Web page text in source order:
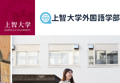
上智大学外国語学部